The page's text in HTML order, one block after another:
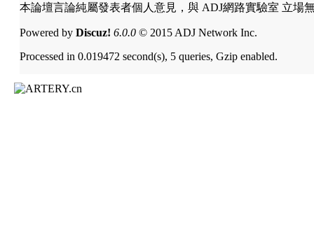
本論壇言論純屬發表者個人意見，與 ADJ網路實驗室 立場
Powered by Discuz! 6.0.0 © 2015 ADJ Network Inc.
Processed in 0.019472 second(s), 5 queries, Gzip enabled.